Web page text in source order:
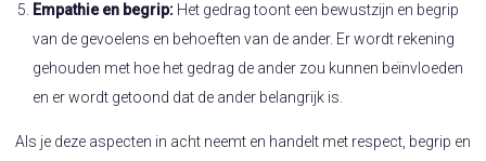
Empathie en begrip: Het gedrag toont een bewustzijn en begrip
van de gevoelens en behoeften van de ander. Er wordt rekening
gehouden met hoe het gedrag de ander zou kunnen beïnvloeden
en er wordt getoond dat de ander belangrijk is.
Als je deze aspecten in acht neemt en handelt met respect, begrip en